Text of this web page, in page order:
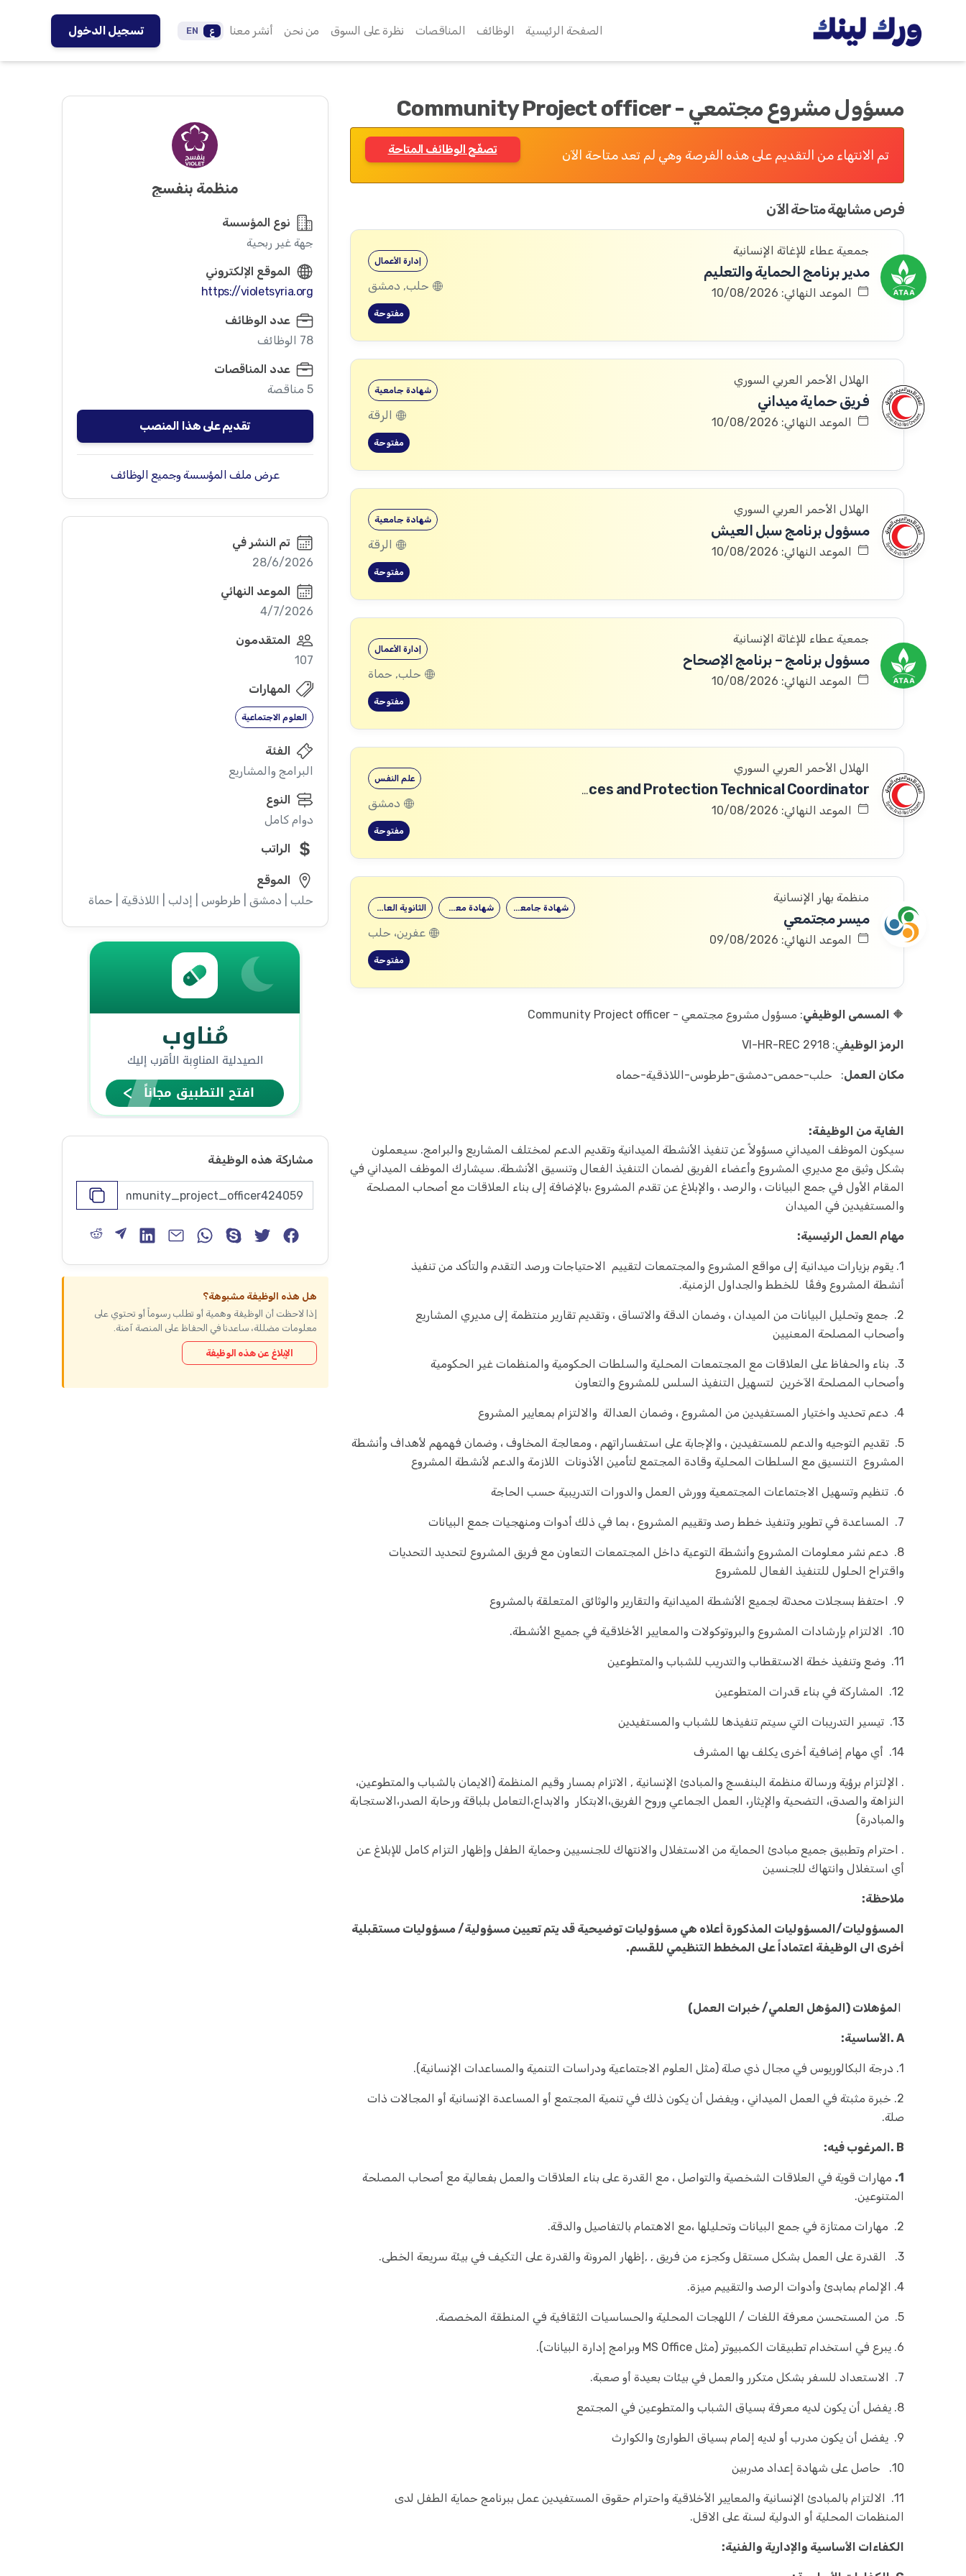
الصفحة الرئيسية الوظائف المناقصات نظرة على السوق من نحن أنشر معنا ع EN تسجيل الدخول
مسؤول مشروع مجتمعي - Community Project officer
تم الانتهاء من التقديم على هذه الفرصة وهي لم تعد متاحة الآن تصفّح الوظائف المتاحة
فرص مشابهة متاحة الآن
جمعية عطاء للإغاثة الإنسانية
مدير برنامج الحماية والتعليم
الموعد النهائي: 10/08/2026
إدارة الأعمال
حلب, دمشق
مفتوحة
الهلال الأحمر العربي السوري
فريق حماية ميداني
الموعد النهائي: 10/08/2026
شهادة جامعية
الرقة
مفتوحة
الهلال الأحمر العربي السوري
مسؤول برنامج سبل العيش
الموعد النهائي: 10/08/2026
شهادة جامعية
الرقة
مفتوحة
جمعية عطاء للإغاثة الإنسانية
مسؤول برنامج – برنامج الإصحاح
الموعد النهائي: 10/08/2026
إدارة الأعمال
حلب, حماة
مفتوحة
الهلال الأحمر العربي السوري
Community Services and Protection Technical Coordinator
الموعد النهائي: 10/08/2026
علم النفس
دمشق
مفتوحة
منظمة بهار الإنسانية
ميسر مجتمعي
الموعد النهائي: 09/08/2026
الثانوية العامة شهادة معهد شهادة جامعية
عفرين، حلب
مفتوحة
🔶 المسمى الوظيفي: مسؤول مشروع مجتمعي - Community Project officer
الرمز الوظيفي: VI-HR-REC 2918
مكان العمل: حلب-حمص-دمشق-طرطوس-اللاذقية-حماه
الغاية من الوظيفة:
سيكون الموظف الميداني مسؤولاً عن تنفيذ الأنشطة الميدانية وتقديم الدعم لمختلف المشاريع والبرامج. سيعملون
بشكل وثيق مع مديري المشروع وأعضاء الفريق لضمان التنفيذ الفعال وتنسيق الأنشطة. سيشارك الموظف الميداني في
المقام الأول في جمع البيانات ، والرصد ، والإبلاغ عن تقدم المشروع ،بالإضافة إلى بناء العلاقات مع أصحاب المصلحة
والمستفيدين في الميدان
مهام العمل الرئيسية:
1. يقوم بزيارات ميدانية إلى مواقع المشروع والمجتمعات لتقييم الاحتياجات ورصد التقدم والتأكد من تنفيذ
أنشطة المشروع وفقًا للخطط والجداول الزمنية.
2. جمع وتحليل البيانات من الميدان ، وضمان الدقة والاتساق ، وتقديم تقارير منتظمة إلى مديري المشاريع
وأصحاب المصلحة المعنيين
3. بناء والحفاظ على العلاقات مع المجتمعات المحلية والسلطات الحكومية والمنظمات غير الحكومية
وأصحاب المصلحة الآخرين لتسهيل التنفيذ السلس للمشروع والتعاون
4. دعم تحديد واختيار المستفيدين من المشروع ، وضمان العدالة والالتزام بمعايير المشروع
5. تقديم التوجيه والدعم للمستفيدين ، والإجابة على استفساراتهم ، ومعالجة المخاوف ، وضمان فهمهم لأهداف وأنشطة
المشروع التنسيق مع السلطات المحلية وقادة المجتمع لتأمين الأذونات اللازمة والدعم لأنشطة المشروع
6. تنظيم وتسهيل الاجتماعات المجتمعية وورش العمل والدورات التدريبية حسب الحاجة
7. المساعدة في تطوير وتنفيذ خطط رصد وتقييم المشروع ، بما في ذلك أدوات ومنهجيات جمع البيانات
8. دعم نشر معلومات المشروع وأنشطة التوعية داخل المجتمعات التعاون مع فريق المشروع لتحديد التحديات
واقتراح الحلول للتنفيذ الفعال للمشروع
9. احتفظ بسجلات محدثة لجميع الأنشطة الميدانية والتقارير والوثائق المتعلقة بالمشروع
10. الالتزام بإرشادات المشروع والبروتوكولات والمعايير الأخلاقية في جميع الأنشطة.
11. وضع وتنفيذ خطة الاستقطاب والتدريب للشباب والمتطوعين
12. المشاركة في بناء قدرات المتطوعين
13. تيسير التدريبات التي سيتم تنفيذها للشباب والمستفيدين
14. أي مهام إضافية أخرى يكلف بها المشرف
. الإلتزام برؤية ورسالة منظمة البنفسج والمبادئ الإنسانية , الاتزام بمسار وقيم المنظمة (الايمان بالشباب والمتطوعين،
النزاهة والصدق، التضحية والإيثار، العمل الجماعي وروح الفريق،الابتكار والابداع،التعامل بلباقة ورحابة الصدر،الاستجابة
والمبادرة)
. احترام وتطبيق جميع مبادئ الحماية من الاستغلال والانتهاك للجنسيين وحماية الطفل وإظهار التزام كامل للإبلاغ عن
أي استغلال وانتهاك للجنسين
ملاحظة:
المسؤوليات/المسؤوليات المذكورة أعلاه هي مسؤوليات توضيحية قد يتم تعيين مسؤولية/ مسؤوليات مستقبلية
أخرى الى الوظيفة اعتماداً على المخطط التنظيمي للقسم.
المؤهلات (المؤهل العلمي/ خبرات العمل)
A .الأساسية:
1. درجة البكالوريوس في مجال ذي صلة (مثل العلوم الاجتماعية ودراسات التنمية والمساعدات الإنسانية).
2. خبرة مثبتة في العمل الميداني ، ويفضل أن يكون ذلك في تنمية المجتمع أو المساعدة الإنسانية أو المجالات ذات
صلة.
B .المرغوب فيه:
1. مهارات قوية في العلاقات الشخصية والتواصل ، مع القدرة على بناء العلاقات والعمل بفعالية مع أصحاب المصلحة
المتنوعين.
2. مهارات ممتازة في جمع البيانات وتحليلها ،مع الاهتمام بالتفاصيل والدقة.
3. القدرة على العمل بشكل مستقل وكجزء من فريق , ,إظهار المرونة والقدرة على التكيف في بيئة سريعة الخطى.
4. الإلمام بمابدئ وأدوات الرصد والتقييم ميزة.
5. من المستحسن معرفة اللغات / اللهجات المحلية والحساسيات الثقافية في المنطقة المخصصة.
6. يبرع في استخدام تطبيقات الكمبيوتر (مثل MS Office وبرامج إدارة البيانات).
7. الاستعداد للسفر بشكل متكرر والعمل في بيئات بعيدة أو صعبة.
8. يفضل أن يكون لديه معرفة بسياق الشباب والمتطوعين في المجتمع
9. يفضل أن يكون مدرب أو لديه إلمام بسياق الطوارئ والكوارث
10. حاصل على شهادة إعداد مدربين
11. الالتزام بالمبادئ الإنسانية والمعايير الأخلاقية واحترام حقوق المستفيدين عمل ببرنامج حماية الطفل لدى
المنظمات المحلية أو الدولية لسنة على الاقل.
الكفاءات الأساسية والإدارية والفنية:
منظمة بنفسج
نوع المؤسسة
جهة غير ربحية
الموقع الإلكتروني
https://violetsyria.org
عدد الوظائف
78 الوظائف
عدد المناقصات
5 مناقصة
تقديم على هذا المنصب
عرض ملف المؤسسة وجميع الوظائف
تم النشر في
28/6/2026
الموعد النهائي
4/7/2026
المتقدمون
107
المهارات
العلوم الاجتماعية
الفئة
البرامج والمشاريع
النوع
دوام كامل
الراتب
الموقع
حلب | دمشق | طرطوس | إدلب | اللاذقية | حماة
مشاركة هذه الوظيفة
هل هذه الوظيفة مشبوهة؟
إذا لاحظت أن الوظيفة وهمية أو تطلب رسوماً أو تحتوي على
معلومات مضللة، ساعدنا في الحفاظ على المنصة آمنة.
الإبلاغ عن هذه الوظيفة